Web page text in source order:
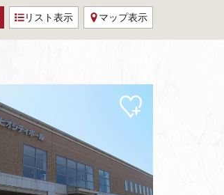
リスト表示 マップ表示
マイ
ペー